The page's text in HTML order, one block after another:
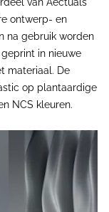
ontwerp- en
na gebruik worden
in nieuwe
materiaal. De
op plantaardige
NCS kleuren.